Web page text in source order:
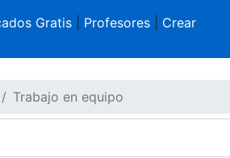
Gratis| Profesores| Crear
Trabajo en equipo